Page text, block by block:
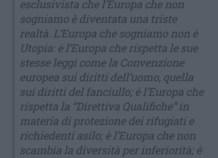
esclusivista che l’Europa che non
sogniamo è diventata una triste
realtà. L’Europa che sogniamo non è
Utopia: è l’Europa che rispetta le sue
stesse leggi come la Convenzione
europea sui diritti dell’uomo, quella
sui diritti del fanciullo; è l’Europa che
rispetta la “Direttiva Qualifiche” in
materia di protezione dei rifugiati e
richiedenti asilo; è l’Europa che non
scambia la diversità per inferiorità; è